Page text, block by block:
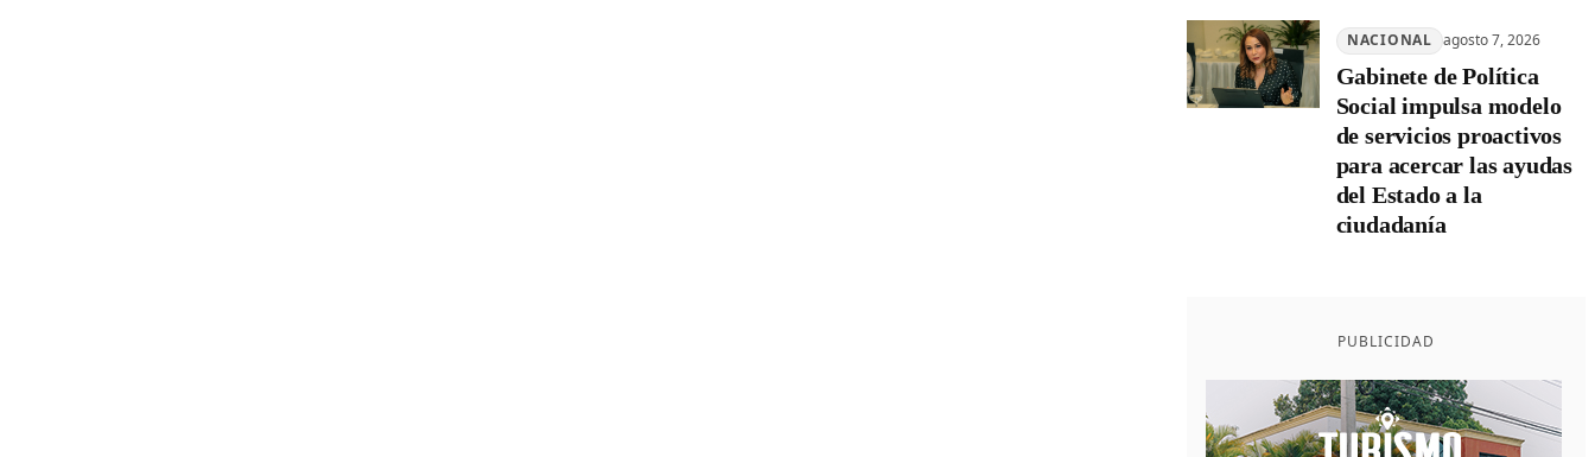
NACIONAL agosto 7, 2026
Gabinete de Política
Social impulsa modelo
de servicios proactivos
para acercar las ayudas
del Estado a la
ciudadanía
PUBLICIDAD